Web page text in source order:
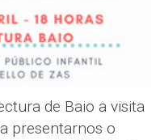
de Baio a visita
presentarnos o